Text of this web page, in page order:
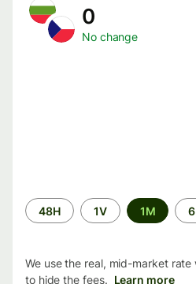
0
No change
Time
period
48H 1V 1M
We use the real, mid-market
to hide the fees. Learn more